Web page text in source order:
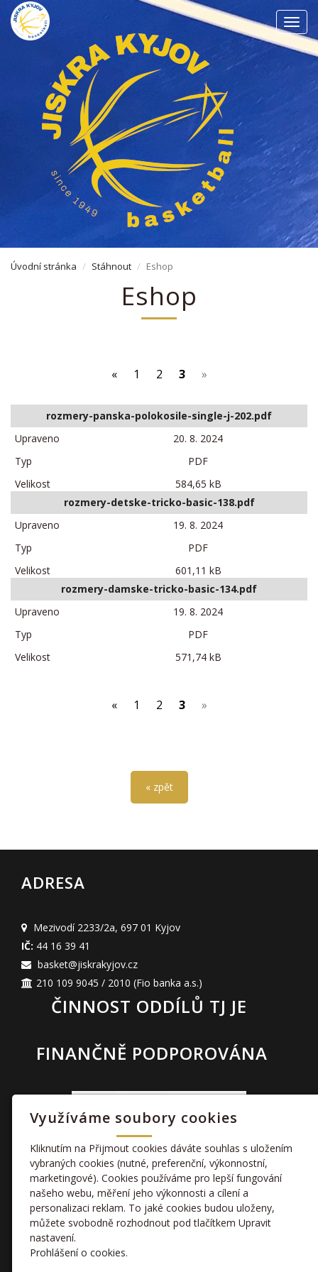
Úvodní stránka Stáhnout Eshop
Eshop
« 1 2 3(current)
»
rozmery-panska-polokosile-single-j-202.pdf
20. 8. 2024
PDF
584,65 kB
rozmery-detske-tricko-basic-138.pdf
19. 8. 2024
PDF
601,11 kB
rozmery-damske-tricko-basic-134.pdf
19. 8. 2024
PDF
571,74 kB
« 1 2 3(current)
»
« zpět
ADRESA
Mezivodí 2233/2a, 697 01 Kyjov
IČ: 44 16 39 41
basket@jiskrakyjov.cz
210 109 9045 / 2010 (Fio banka a.s.)
ČINNOST ODDÍLŮ TJ JE
FINANČNĚ PODPOROVÁNA
TAKÉ NÁS NAJDETE
Využíváme soubory cookies
Kliknutím na Přijmout cookies dáváte souhlas s uložením
vybraných cookies (nutné, preferenční, výkonnostní,
marketingové). Cookies používáme pro lepší fungování
našeho webu, měření jeho výkonnosti a cílení a
personalizaci reklam. To jaké cookies budou uloženy,
můžete svobodně rozhodnout pod tlačítkem Upravit
nastavení.
Prohlášení o cookies.